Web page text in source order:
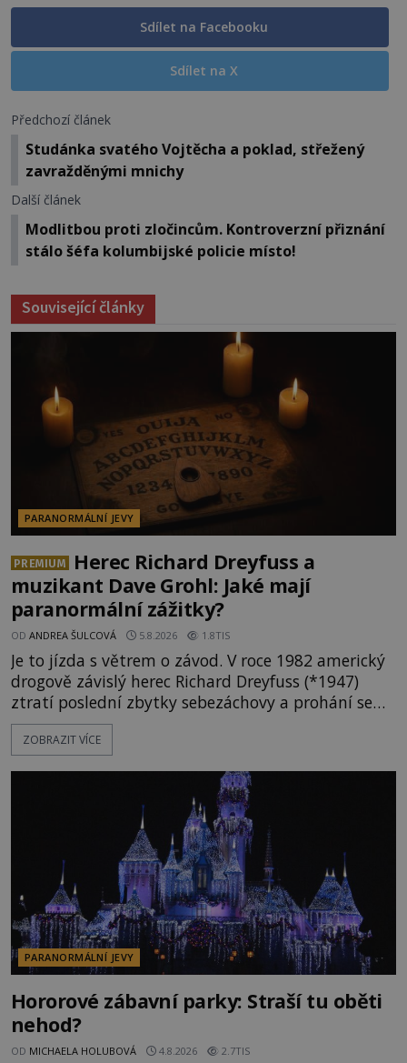
Sdílet na Facebooku
Sdílet na X
Předchozí článek
Studánka svatého Vojtěcha a poklad, střežený
zavražděnými mnichy
Další článek
Modlitbou proti zločincům. Kontroverzní přiznání
stálo šéfa kolumbijské policie místo!
Související články
PARANORMÁLNÍ JEVY
PREMIUM
Herec Richard Dreyfuss a
muzikant Dave Grohl: Jaké mají
paranormální zážitky?
OD ANDREA ŠULCOVÁ 5.8.2026 1.8TIS
Je to jízda s větrem o závod. V roce 1982 americký
drogově závislý herec Richard Dreyfuss (*1947)
ztratí poslední zbytky sebezáchovy a prohání se
po silnicích ve svém mercedesu jako utržený ze
řetězu. Vše vyvrcholí katastrofou, když to Dreyfuss
následně nalezne schovaný kokain. Tímto
momentem se slavnému
ZOBRAZIT VÍCE
PARANORMÁLNÍ JEVY
Hororové zábavní parky: Straší tu oběti
nehod?
OD MICHAELA HOLUBOVÁ 4.8.2026 2.7TIS